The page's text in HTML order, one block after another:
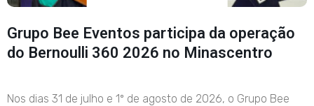
Grupo Bee Eventos participa da operação
do Bernoulli 360 2026 no Minascentro
Nos dias 31 de julho e 1º de agosto de 2026, o Grupo Bee